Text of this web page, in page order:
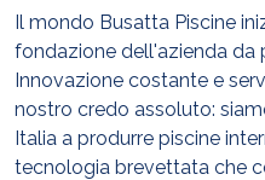
Il mondo Busatta Piscine
fondazione dell'azienda da
Innovazione costante e
nostro credo assoluto:
Italia a produrre piscine
tecnologia brevettata che